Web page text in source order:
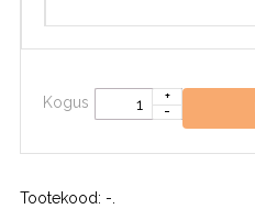
Kogus
Tootekood: -